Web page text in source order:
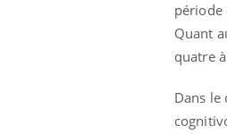
période
Quant
quatre
Dans le